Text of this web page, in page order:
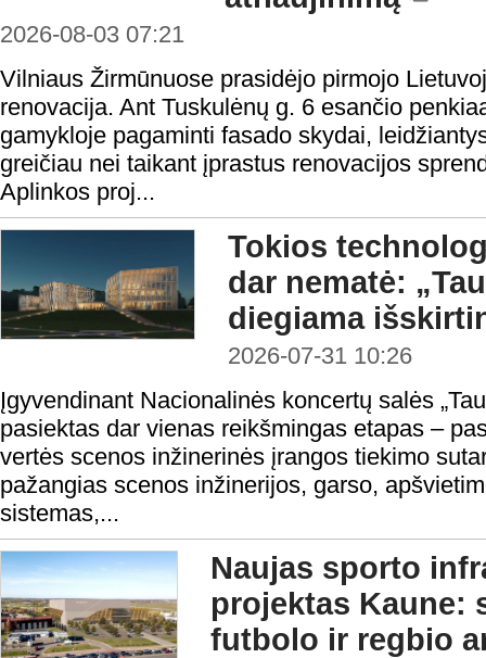
2026-08-03 07:21
Vilniaus Žirmūnuose prasidėjo pirmojo
renovacija. Ant Tuskulėnų g. 6 esančio
gamykloje pagaminti fasado skydai,
greičiau nei taikant įprastus renovacijos
Aplinkos proj...
Tokios
dar nematė:
diegiama
2026-07-31 10:26
Įgyvendinant Nacionalinės koncertų salės
pasiektas dar vienas reikšmingas etapas –
vertės scenos inžinerinės įrangos tiekimo
pažangias scenos inžinerijos, garso,
sistemas,...
Naujas sporto
projektas Kaune:
futbolo ir regbio